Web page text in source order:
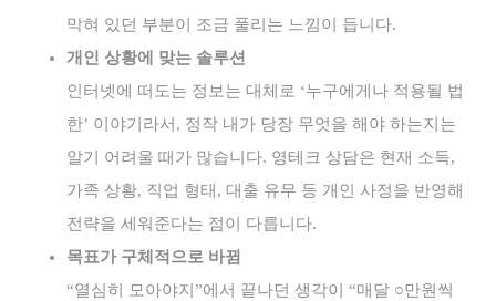
막혀 있던 부분이 조금 풀리는 느낌이 듭니다.
개인 상황에 맞는 솔루션
인터넷에 떠도는 정보는 대체로 ‘누구에게나 적용될 법
한’ 이야기라서, 정작 내가 당장 무엇을 해야 하는지는
알기 어려울 때가 많습니다. 영테크 상담은 현재 소득,
가족 상황, 직업 형태, 대출 유무 등 개인 사정을 반영해
전략을 세워준다는 점이 다릅니다.
목표가 구체적으로 바뀜
“열심히 모아야지”에서 끝나던 생각이 “매달 ○만원씩